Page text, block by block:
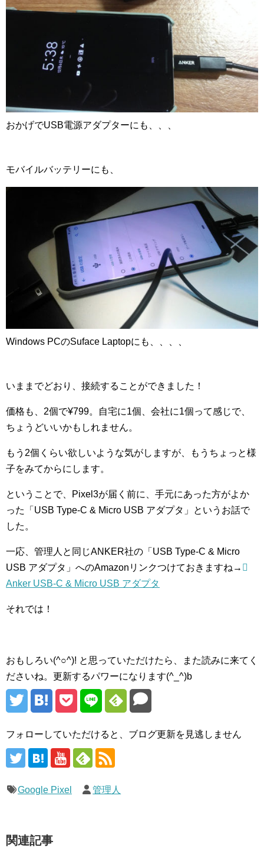
おかげでUSB電源アダプターにも、、、
モバイルバッテリーにも、
Windows PCのSuface Laptopにも、、、、
いままでどおり、接続することができました！
価格も、2個で¥799。自宅に1個、会社に1個って感じで、
ちょうどいいかもしれません。
もう2個くらい欲しいような気がしますが、もうちょっと様
子をみてからにします。
ということで、Pixel3が届く前に、手元にあった方がよか
った「USB Type-C & Micro USB アダプタ」というお話で
した。
一応、管理人と同じANKER社の「USB Type-C & Micro
USB アダプタ」へのAmazonリンクつけておきますね→
Anker USB-C & Micro USB アダプタ
それでは！
おもしろい(^○^)! と思っていただけたら、また読みに来てく
ださいね。更新するパワーになります(^_^)b
フォローしていただけると、ブログ更新を見逃しません
Google Pixel 管理人
関連記事